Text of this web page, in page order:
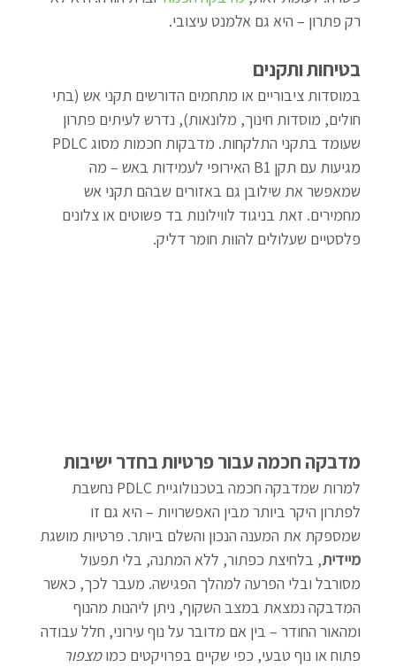
רק פתרון – היא גם אלמנט עיצובי.
בטיחות ותקנים
במוסדות ציבוריים או מתחמים הדורשים תקני אש (בתי
חולים, מוסדות חינוך, מלונאות), נדרש לעיתים פתרון
מגיעות עם תקן B1 האירופי לעמידות באש – מה
שמאפשר את שילובן גם באזורים שבהם תקני אש
מחמירים. זאת בניגוד לווילונות בד פשוטים או צלונים
פלסטיים שעלולים להוות חומר דליק.
מדבקה חכמה עבור פרטיות בחדר ישיבות
למרות שמדבקה חכמה בטכנולוגיית PDLC נחשבת
לפתרון היקר ביותר מבין האפשרויות – היא גם זו
שמספקת את המענה הנכון והשלם ביותר. פרטיות מושגת
מיידית, בלחיצת כפתור, ללא המתנה, בלי תפעול
מסורבל ובלי הפרעה למהלך הפגישה. מעבר לכך, כאשר
המדבקה נמצאת במצב השקוף, ניתן ליהנות מהנוף
ומהאור החודר – בין אם מדובר על נוף עירוני, חלל עבודה
פתוח או נוף טבעי, כפי שקיים בפרויקטים כמו מצפור